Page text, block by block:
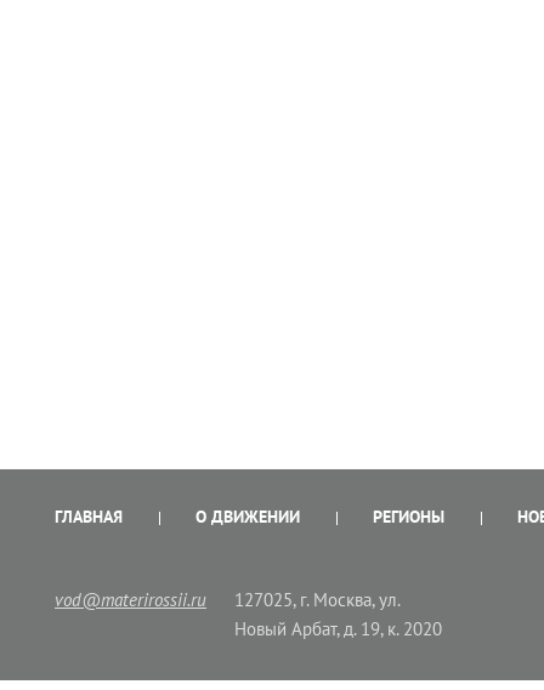
ГЛАВНАЯ О ДВИЖЕНИИ РЕГИОНЫ
vod@materirossii.ru
127025, г. Москва, ул.
Новый Арбат, д. 19, к. 2020